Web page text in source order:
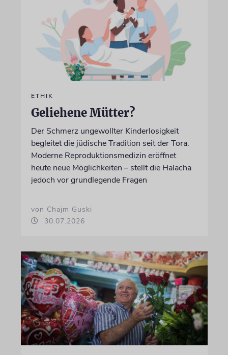
ETHIK
Geliehene Mütter?
Der Schmerz ungewollter Kinderlosigkeit
begleitet die jüdische Tradition seit der Tora.
Moderne Reproduktionsmedizin eröffnet
heute neue Möglichkeiten – stellt die Halacha
jedoch vor grundlegende Fragen
von Chajm Guski
30.07.2026